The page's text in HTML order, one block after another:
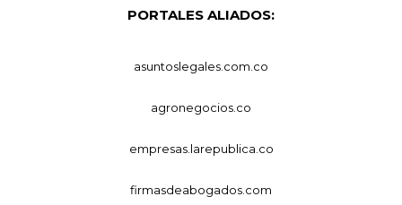
PORTALES ALIADOS:
asuntoslegales.com.co
agronegocios.co
empresas.larepublica.co
firmasdeabogados.com